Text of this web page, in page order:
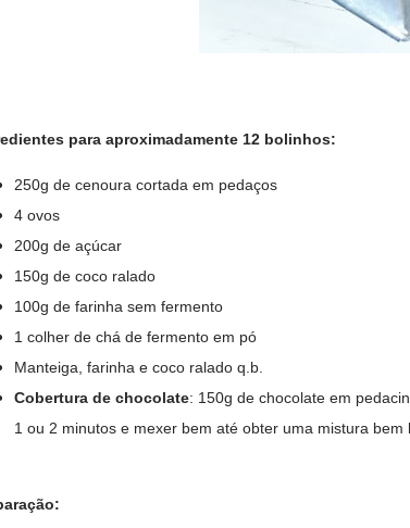
para aproximadamente 12 bolinhos:
250g de cenoura cortada em pedaços
4 ovos
200g de açúcar
150g de coco ralado
100g de farinha sem fermento
1 colher de chá de fermento em pó
Manteiga, farinha e coco ralado q.b.
Cobertura de chocolate: 150g de chocolate em
1 ou 2 minutos e mexer bem até obter uma mistura bem